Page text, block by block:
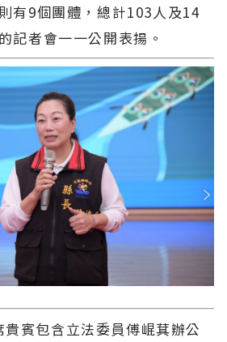
有9個團體，總計103人及14
記者會一一公開表揚。
賓包含立法委員傅崐萁辦公